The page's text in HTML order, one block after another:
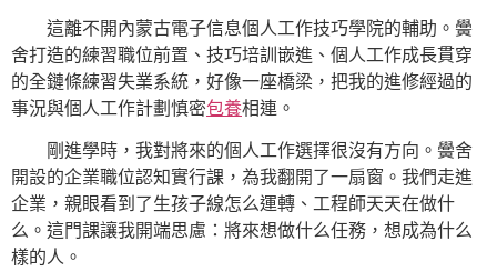
這離不開內蒙古電子信息個人工作技巧學院的輔助。黌
舍打造的練習職位前置、技巧培訓嵌進、個人工作成長貫穿
的全鏈條練習失業系統，好像一座橋梁，把我的進修經過的
事況與個人工作計劃慎密包養相連。
剛進學時，我對將來的個人工作選擇很沒有方向。黌舍
開設的企業職位認知實行課，為我翻開了一扇窗。我們走進
企業，親眼看到了生孩子線怎么運轉、工程師天天在做什
么。這門課讓我開端思慮：將來想做什么任務，想成為什么
樣的人。